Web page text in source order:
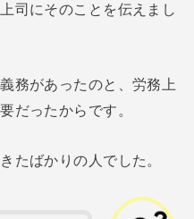
司にそのことを伝えまし
務があったのと、労務上
だったからです。
たばかりの人でした。